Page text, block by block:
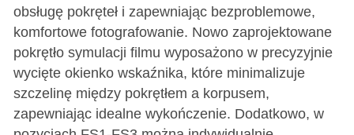
obsługę pokręteł i zapewniając bezproblemowe,
komfortowe fotografowanie. Nowo zaprojektowane
pokrętło symulacji filmu wyposażono w precyzyjnie
wycięte okienko wskaźnika, które minimalizuje
szczelinę między pokrętłem a korpusem,
zapewniając idealne wykończenie. Dodatkowo, w